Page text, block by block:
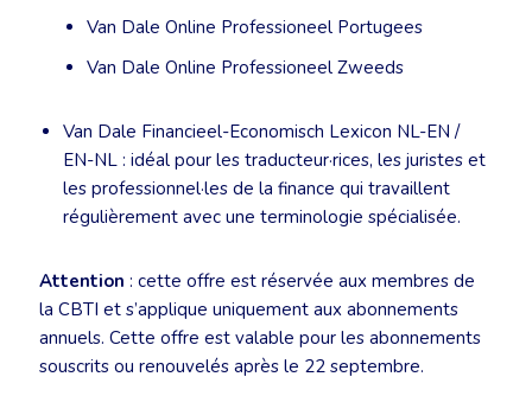
Van Dale Online Professioneel Portugees
Van Dale Online Professioneel Zweeds
Van Dale Financieel-Economisch Lexicon NL-EN /
EN-NL : idéal pour les traducteur·rices, les juristes et
les professionnel·les de la finance qui travaillent
régulièrement avec une terminologie spécialisée.
Attention : cette offre est réservée aux membres de
la CBTI et s’applique uniquement aux abonnements
annuels. Cette offre est valable pour les abonnements
souscrits ou renouvelés après le 22 septembre.